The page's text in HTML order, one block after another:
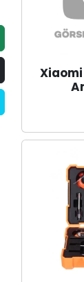
Xiaomi